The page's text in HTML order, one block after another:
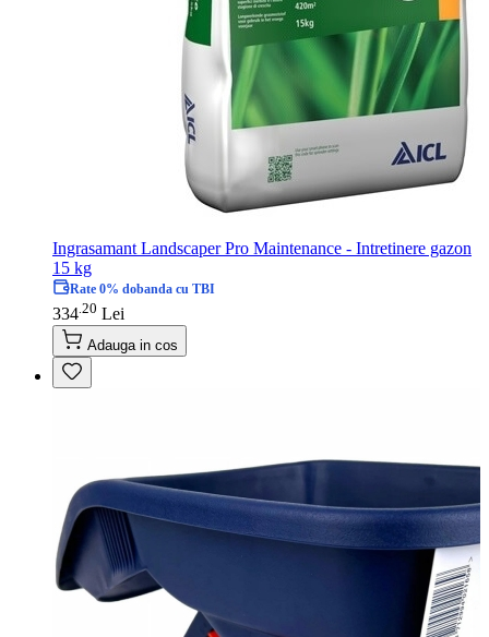
Ingrasamant Landscaper Pro Maintenance - Intretinere gazon
15 kg
Rate 0% dobanda cu TBI
334 20 Lei
Adauga in cos